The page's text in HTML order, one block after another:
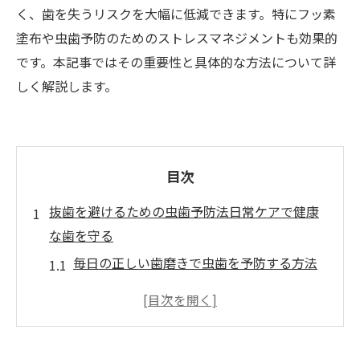
く、歯を失うリスクを大幅に低減できます。特にフッ素
塗布や虫歯予防のためのストレスマネジメントも効果的
です。本記事ではその重要性と具体的な方法について詳
しく解説します。
目次
抜歯を避けるための虫歯予防法日常ケアで健康
な歯を守る
毎日の正しい歯磨きで虫歯を予防する方法
食生活が虫歯予防に与える影響とは